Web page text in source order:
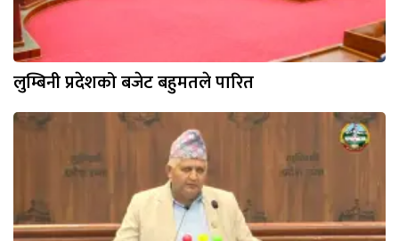
लुम्बिनी प्रदेशको बजेट बहुमतले पारित